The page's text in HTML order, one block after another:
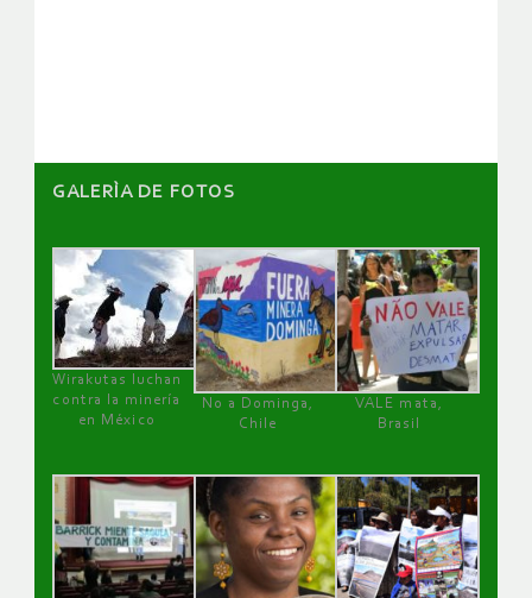
GALERÌA DE FOTOS
Wirakutas luchan
contra la minería
en México
No a Dominga,
Chile
VALE mata,
Brasil